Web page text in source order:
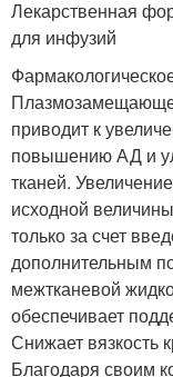
Лекарственная
для инфузий
приводит к
повышению АД и
тканей.
исходной
только за счет
дополнительным
межтканевой
обеспечивает
Снижает вязкость
Благодаря своим